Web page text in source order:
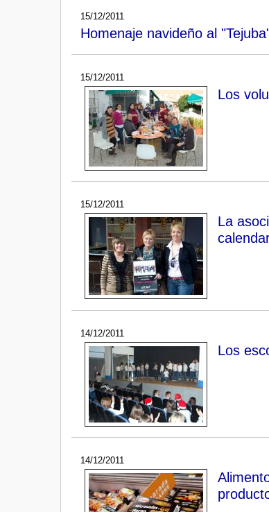
15/12/2011
Homenaje navideño al
15/12/2011
Los
15/12/2011
La
14/12/2011
Los
14/12/2011